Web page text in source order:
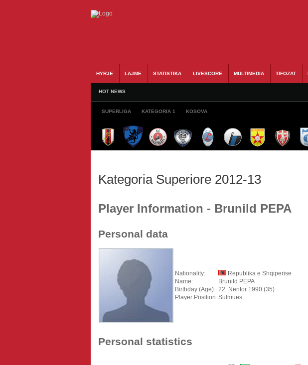
HYRJE LAJME STATISTIKA LIVESCORE MULTIMEDIA TIFOZAT
HOT NEWS
SUPERLIGA KATEGORIA 1 KOSOVA
Kategoria Superiore 2012-13
Player Information - Brunild PEPA
Personal data
Nationality:
Republika e Shqiperise
Name:
Brunild PEPA
Birthday (Age): 22. Nentor 1990 (35)
Player Position:Sulmues
Personal statistics